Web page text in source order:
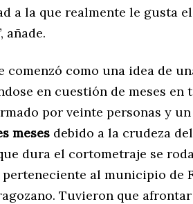
a la que realmente le gusta
añade.
comenzó como una idea de
en cuestión de meses
por veinte personas y
meses debido a la crudeza
dura el cortometraje se
al municipio de
Tuvieron que